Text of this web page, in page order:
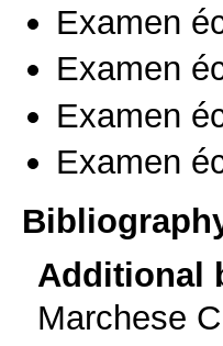
Examen
Examen
Examen
Examen
Additional
Marchese